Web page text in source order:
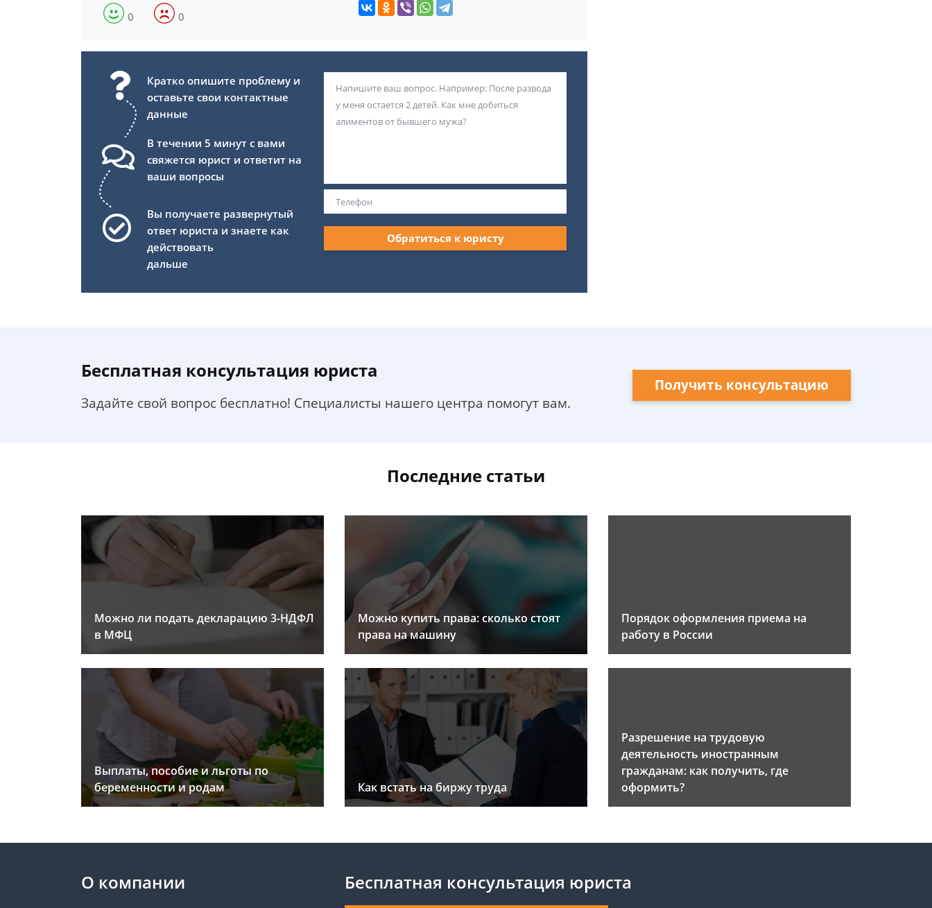
0 0
Кратко опишите проблему и
оставьте свои контактные
данные
В течении 5 минут с вами
свяжется юрист и ответит на
ваши вопросы
Вы получаете развернутый
ответ юриста и знаете как
действовать
дальше
Обратиться к юристу
Бесплатная консультация юриста
Задайте свой вопрос бесплатно! Специалисты нашего центра помогут вам.
Получить консультацию
Последние статьи
Можно ли подать декларацию 3-НДФЛ
в МФЦ
Можно купить права: сколько стоят
права на машину
Порядок оформления приема на
работу в России
Выплаты, пособие и льготы по
беременности и родам
Как встать на биржу труда
Разрешение на трудовую
деятельность иностранным
гражданам: как получить, где
оформить?
О компании Бесплатная консультация юриста